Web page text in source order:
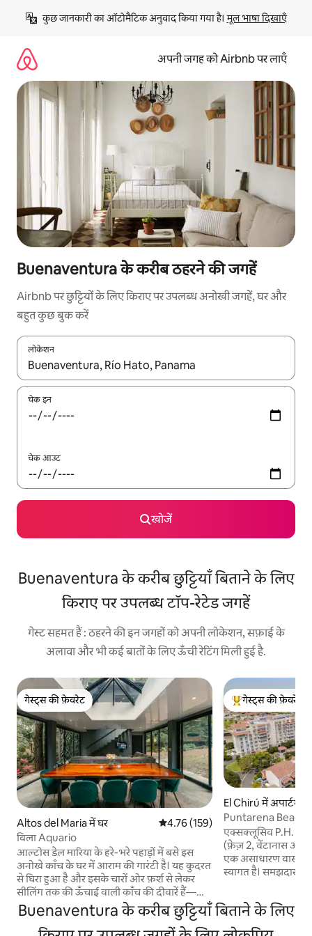
छोड़कर
कॉन्टेंट
कुछ जानकारी का ऑटोमैटिक अनुवाद किया गया है। मूल भाषा दिखाएँ
अपनी जगह को Airbnb पर लाएँ
Buenaventura के करीब ठहरने की जगहें
Airbnb पर छुट्टियों के लिए किराए पर उपलब्ध अनोखी जगहें, घर और
बहुत कुछ बुक करें
लोकेशन
नतीजों के उपलब्ध होने पर, अप और डाउन 'ऐरो की' का इस्तेमाल करके नेविगेट
चेक इन
चेक आउट
खोजें
Buenaventura के करीब छुट्टियाँ बिताने के लिए
किराए पर उपलब्ध टॉप-रेटेड जगहें
गेस्ट सहमत हैं : ठहरने की इन जगहों को अपनी लोकेशन, सफ़ाई के
अलावा और भी कई बातों के लिए ऊँची रेटिंग मिली हुई है.
गेस्ट्स की फ़ेवरेट
गेस्ट्स की फ़ेवरेट
Altos del Maria में घर औसत रेटिंग 5 में से 4.76, 159 समीक्षाएँ
4.76 (159)
विला Aquario
आल्टोस डेल मारिया के हरे-भरे पहाड़ों में बसे इस
अनोखे काँच के घर में आराम की गारंटी है। यह कुदरत
से घिरा हुआ है और इसके चारों ओर फ़र्श से लेकर
सीलिंग तक की ऊँचाई वाली काँच की दीवारें हैं—
मानो आप किसी क्रिस्टल बॉल के अंदर रह रहे हों।
चूँकि इसके आस-पास कोई भी पड़ोसी नहीं है और
यहाँ से जंगल के मनमोहक नज़ारे दिखाई देते हैं,
गेस्ट्स का टॉप फ़ेवरेट
गेस्ट्स की फ़ेवरेट
El Chirú में अपार्टमेंट
Puntarena Beach
एक्सक्लूसिव P.H.
(फ़ेज़ 2, वेंटानास अल
एक असाधारण
स्वागत है। समझदार यात्रियों के लिए डिज़ाइन किया
है। यह जगह परिवारों,
की छुट्टियाँ बिताने
Buenaventura के करीब छुट्टियाँ बिताने के लिए